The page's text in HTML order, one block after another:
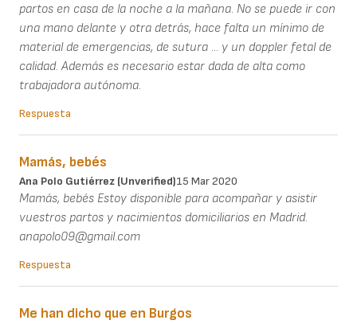
partos en casa de la noche a la mañana. No se puede ir con
una mano delante y otra detrás, hace falta un mínimo de
material de emergencias, de sutura ... y un doppler fetal de
calidad. Además es necesario estar dada de alta como
trabajadora autónoma.
Respuesta
Mamás, bebés
Ana Polo Gutiérrez (unverified)15 Mar 2020
Mamás, bebés Estoy disponible para acompañar y asistir
vuestros partos y nacimientos domiciliarios en Madrid.
anapolo09@gmail.com
Respuesta
Me han dicho que en Burgos